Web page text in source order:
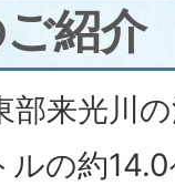
紹介
部来光川
の約